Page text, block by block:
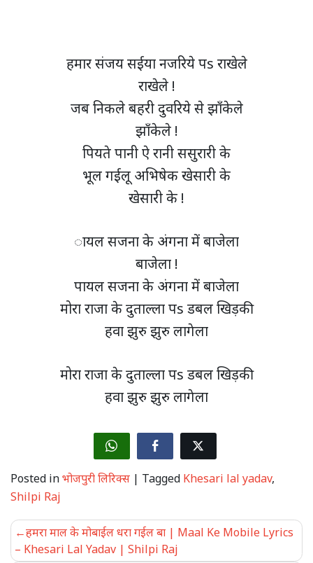
हमार संजय सईया नजरिये पs राखेले
राखेले !
जब निकले बहरी दुवरिये से झाँकेले
झाँकेले !
पियते पानी ऐ रानी ससुरारी के
भूल गईलू अभिषेक खेसारी के
खेसारी के !
ायल सजना के अंगना में बाजेला
बाजेला !
पायल सजना के अंगना में बाजेला
मोरा राजा के दुताल्ला पs डबल खिड़की
हवा झुरु झुरु लागेला
मोरा राजा के दुताल्ला पs डबल खिड़की
हवा झुरु झुरु लागेला
Posted inभोजपुरी लिरिक्स | Tagged Khesari lal yadav,
Shilpi Raj
Post
navigation
हमरा माल के मोबाईल धरा गईल बा | Maal Ke Mobile Lyrics
– Khesari Lal Yadav | Shilpi Raj